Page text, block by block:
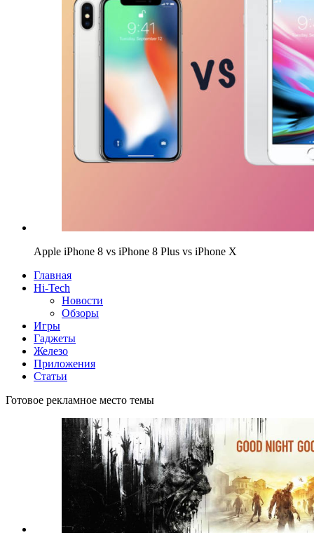
Apple iPhone 8 vs iPhone 8 Plus vs iPhone X
Главная
Hi-Tech
Новости
Обзоры
Игры
Гаджеты
Железо
Приложения
Статьи
Готовое рекламное место темы